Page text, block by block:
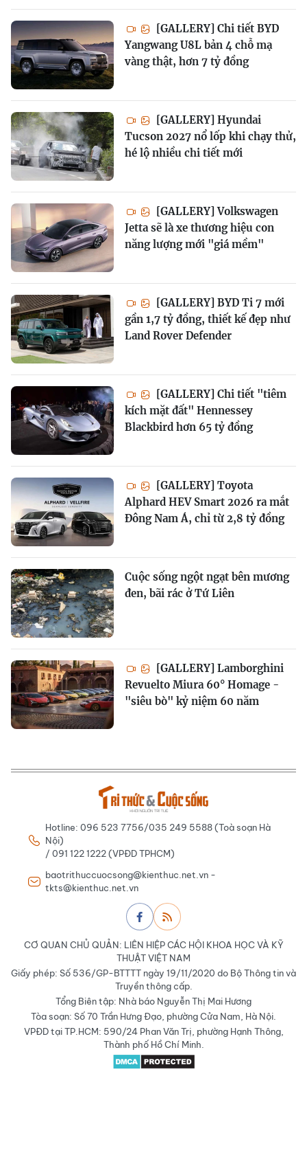
[GALLERY] Chi tiết BYD
Yangwang U8L bản 4 chỗ mạ
vàng thật, hơn 7 tỷ đồng
[GALLERY] Hyundai
Tucson 2027 nổ lốp khi chạy thử,
hé lộ nhiều chi tiết mới
[GALLERY] Volkswagen
Jetta sẽ là xe thương hiệu con
năng lượng mới "giá mềm"
[GALLERY] BYD Ti 7 mới
gần 1,7 tỷ đồng, thiết kế đẹp như
Land Rover Defender
[GALLERY] Chi tiết "tiêm
kích mặt đất" Hennessey
Blackbird hơn 65 tỷ đồng
[GALLERY] Toyota
Alphard HEV Smart 2026 ra mắt
Đông Nam Á, chỉ từ 2,8 tỷ đồng
Cuộc sống ngột ngạt bên mương
đen, bãi rác ở Tứ Liên
[GALLERY] Lamborghini
Revuelto Miura 60° Homage -
"siêu bò" kỷ niệm 60 năm
Hotline: 096 523 7756/035 249 5588 (Toà soạn Hà
Nội)
/ 091 122 1222 (VPĐD TPHCM)
baotrithuccuocsong@kienthuc.net.vn -
tkts@kienthuc.net.vn
CƠ QUAN CHỦ QUẢN: LIÊN HIỆP CÁC HỘI KHOA HỌC VÀ KỸ
THUẬT VIỆT NAM
Giấy phép: Số 536/GP-BTTTT ngày 19/11/2020 do Bộ Thông tin và
Truyền thông cấp.
Tổng Biên tập: Nhà báo Nguyễn Thị Mai Hương
Tòa soạn: Số 70 Trần Hưng Đạo, phường Cửa Nam, Hà Nội.
VPĐD tại TP.HCM: 590/24 Phan Văn Trị, phường Hạnh Thông,
Thành phố Hồ Chí Minh.